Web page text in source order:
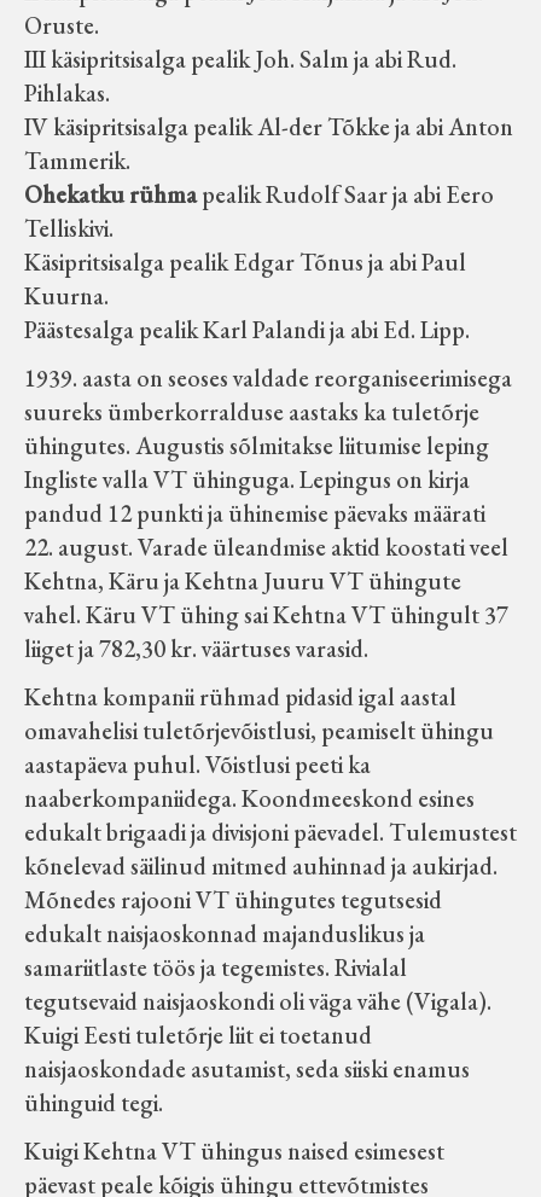
Oruste.
III käsipritsisalga pealik Joh. Salm ja abi Rud.
Pihlakas.
IV käsipritsisalga pealik Al-der Tõkke ja abi Anton
Tammerik.
Ohekatku rühmapealik Rudolf Saar ja abi Eero
Telliskivi.
Käsipritsisalga pealik Edgar Tõnus ja abi Paul
Kuurna.
Päästesalga pealik Karl Palandi ja abi Ed. Lipp.
1939. aasta on seoses valdade reorganiseerimisega
suureks ümberkorralduse aastaks ka tuletõrje
ühingutes. Augustis sõlmitakse liitumise leping
Ingliste valla VT ühinguga. Lepingus on kirja
pandud 12 punkti ja ühinemise päevaks määrati
22. august. Varade üleandmise aktid koostati veel
Kehtna, Käru ja Kehtna Juuru VT ühingute
vahel. Käru VT ühing sai Kehtna VT ühingult 37
liiget ja 782,30 kr. väärtuses varasid.
Kehtna kompanii rühmad pidasid igal aastal
omavahelisi tuletõrjevõistlusi, peamiselt ühingu
aastapäeva puhul. Võistlusi peeti ka
naaberkompaniidega. Koondmeeskond esines
edukalt brigaadi ja divisjoni päevadel. Tulemustest
kõnelevad säilinud mitmed auhinnad ja aukirjad.
Mõnedes rajooni VT ühingutes tegutsesid
edukalt naisjaoskonnad majanduslikus ja
samariitlaste töös ja tegemistes. Rivialal
tegutsevaid naisjaoskondi oli väga vähe (Vigala).
Kuigi Eesti tuletõrje liit ei toetanud
naisjaoskondade asutamist, seda siiski enamus
ühinguid tegi.
Kuigi Kehtna VT ühingus naised esimesest
päevast peale kõigis ühingu ettevõtmistes